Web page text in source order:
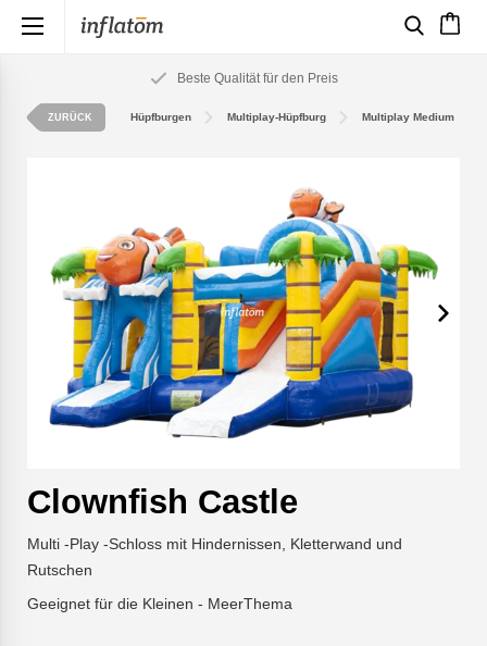
Beste Qualität für den Preis
ZURÜCK Hüpfburgen Multiplay-Hüpfburg Multiplay Medium
Clownfish Castle
Multi -Play -Schloss mit Hindernissen, Kletterwand und
Rutschen
Geeignet für die Kleinen - MeerThema